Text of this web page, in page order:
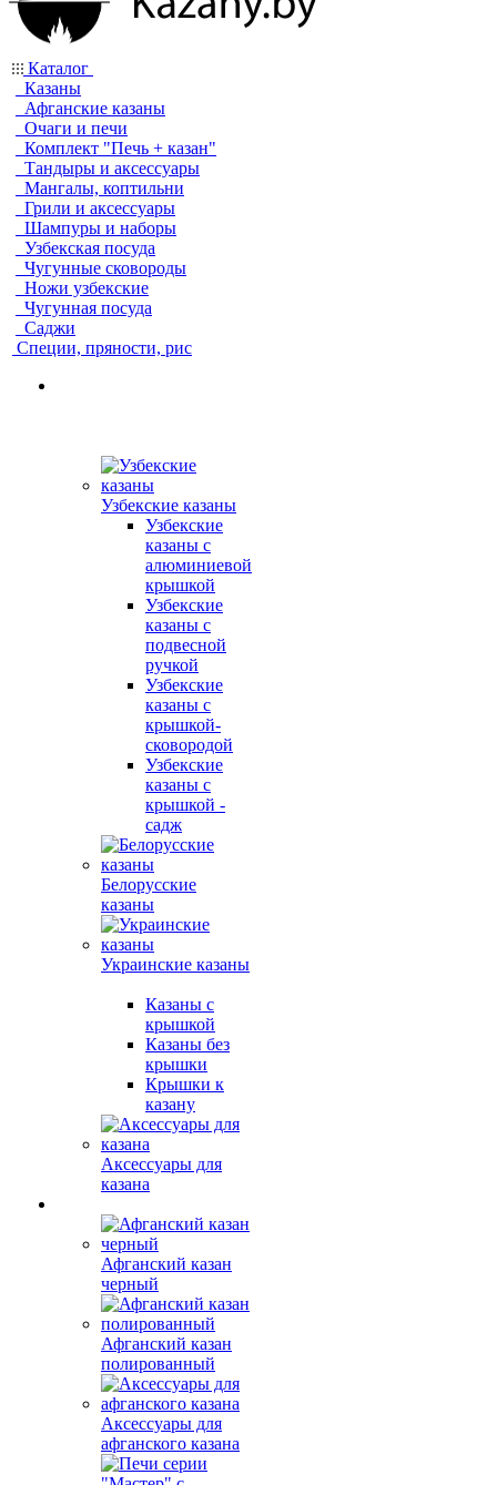
Каталог
Казаны
Афганские казаны
Очаги и печи
Комплект "Печь + казан"
Тандыры и аксессуары
Мангалы, коптильни
Грили и аксессуары
Шампуры и наборы
Узбекская посуда
Чугунные сковороды
Ножи узбекские
Чугунная посуда
Саджи
Специи, пряности, рис
Узбекские казаны
Узбекские
казаны с
алюминиевой
крышкой
Узбекские
казаны с
подвесной
ручкой
Узбекские
казаны с
крышкой-
сковородой
Узбекские
казаны с
крышкой -
садж
Белорусские
казаны
Украинские казаны
Казаны с
крышкой
Казаны без
крышки
Крышки к
казану
Аксессуары для
казана
Афганский казан
черный
Афганский казан
полированный
Аксессуары для
афганского казана